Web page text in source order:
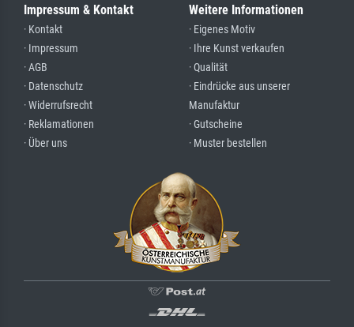
Impressum & Kontakt
· Kontakt
· Impressum
· AGB
· Datenschutz
· Widerrufsrecht
· Reklamationen
· Über uns
Weitere Informationen
· Eigenes Motiv
· Ihre Kunst verkaufen
· Qualität
· Eindrücke aus unserer
Manufaktur
· Gutscheine
· Muster bestellen